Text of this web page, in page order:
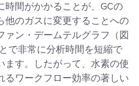
時間がかかることが、GCの
他のガスに変更することへの
ン・デームテルグラフ（図
で非常に分析時間を短縮で
ます。したがって、水素の使
るワークフロー効率の著しい